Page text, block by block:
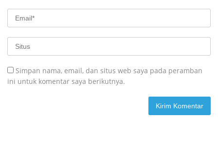
Simpan nama, email, dan situs web saya pada peramban
ini untuk komentar saya berikutnya.